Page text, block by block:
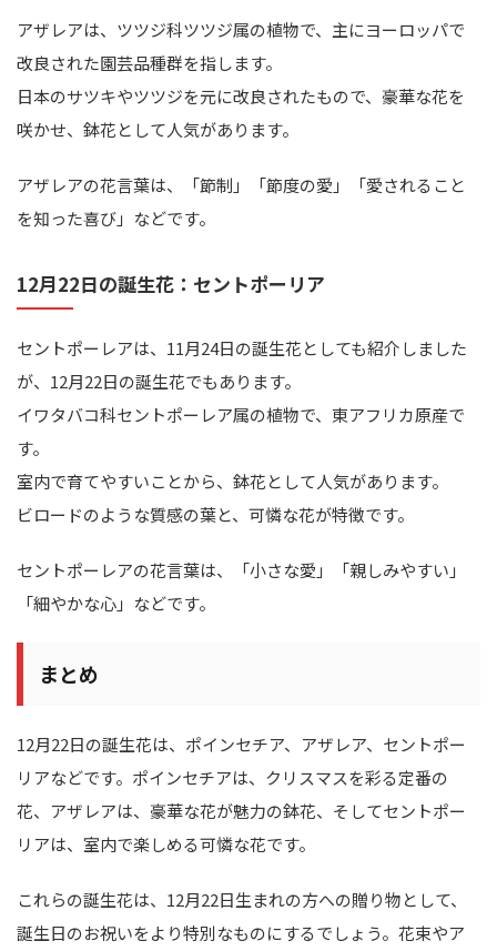
アザレアは、ツツジ科ツツジ属の植物で、主にヨーロッパで
改良された園芸品種群を指します。
日本のサツキやツツジを元に改良されたもので、豪華な花を
咲かせ、鉢花として人気があります。
アザレアの花言葉は、「節制」「節度の愛」「愛されること
を知った喜び」などです。
12月22日の誕生花：セントポーリア
セントポーレアは、11月24日の誕生花としても紹介しました
が、12月22日の誕生花でもあります。
イワタバコ科セントポーレア属の植物で、東アフリカ原産で
す。
室内で育てやすいことから、鉢花として人気があります。
ビロードのような質感の葉と、可憐な花が特徴です。
セントポーレアの花言葉は、「小さな愛」「親しみやすい」
「細やかな心」などです。
まとめ
12月22日の誕生花は、ポインセチア、アザレア、セントポー
リアなどです。ポインセチアは、クリスマスを彩る定番の
花、アザレアは、豪華な花が魅力の鉢花、そしてセントポー
リアは、室内で楽しめる可憐な花です。
これらの誕生花は、12月22日生まれの方への贈り物として、
誕生日のお祝いをより特別なものにするでしょう。花束やア